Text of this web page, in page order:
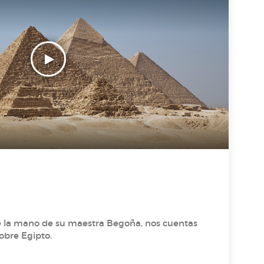
mano de su maestra Begoña, nos cuentas
Egipto.